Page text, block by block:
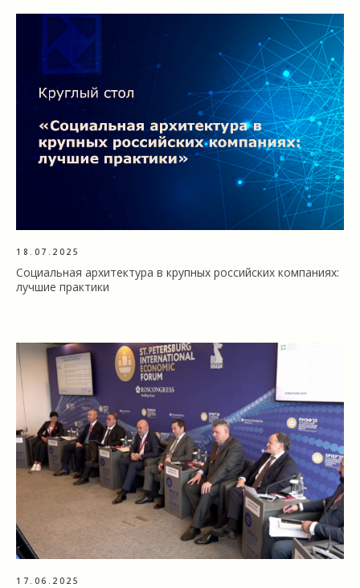
18.07.2025
Социальная архитектура в крупных российских компаниях:
лучшие практики
17.06.2025